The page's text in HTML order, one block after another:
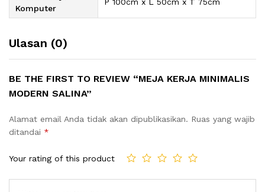
Komputer
Ulasan (0)
BE THE FIRST TO REVIEW “MEJA KERJA MINIMALIS
MODERN SALINA”
Alamat email Anda tidak akan dipublikasikan. Ruas yang wajib
ditandai *
Your rating of this product